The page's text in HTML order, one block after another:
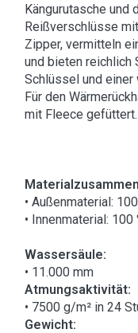
Kängurutasche und
Reißverschlüsse
Zipper, vermitteln
und bieten reichlich
Schlüssel und einer
Für den
mit Fleece gefüttert.
• Außenmaterial:
• Innenmaterial:
Wassersäule:
• 11.000 mm
Atmungsaktivität:
• 7500 g/m² in 24
Gewicht: